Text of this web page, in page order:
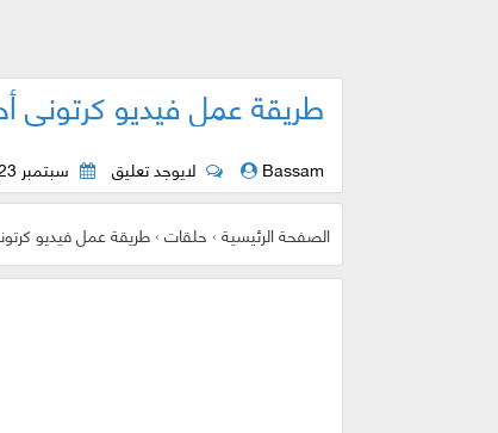
طريقة عمل فيديو كرتوني
Bassam لايوجد تعليق سبتمبر 23, 2015
الصفحة الرئيسية›حلقات›طريقة عمل فيديو